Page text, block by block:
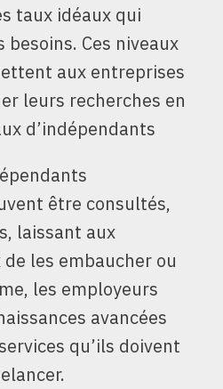
taux idéaux qui
Ces niveaux
aux entreprises
leurs recherches en
d’indépendants
être consultés,
laissant aux
les embaucher ou
les employeurs
avancées
qu’ils doivent